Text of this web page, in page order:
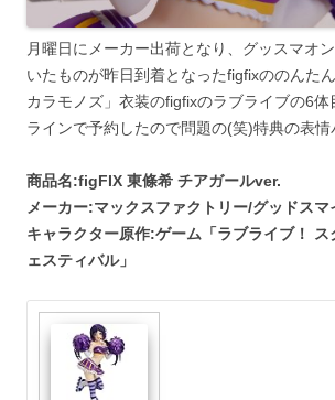
月曜日にメーカー出荷となり、グッスマオ
いたものが昨日到着となったfigfixののんた
カラモノズ」衣装のfigfixのラブライブの6体
ラインで予約したので問題の(笑)特典の表情
商品名:figFIX 東條希 チアガールver.
メーカー:マックスファクトリー/グッドス
キャラクター原作:ゲーム「ラブライブ！ ス
ェスティバル」